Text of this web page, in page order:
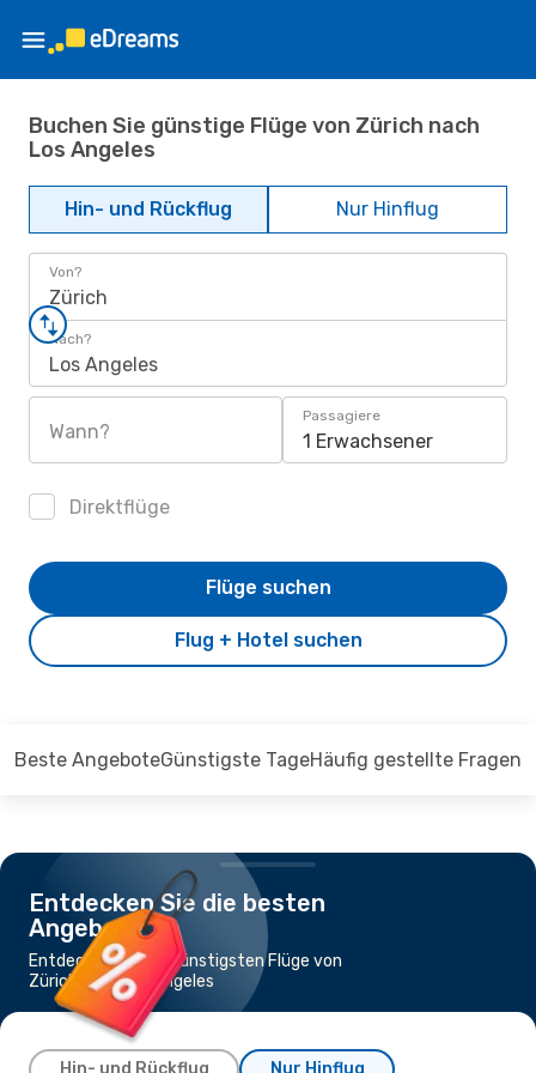
Buchen Sie günstige Flüge von Zürich nach
Los Angeles
Hin- und Rückflug Nur Hinflug
Von?
Zürich
Nach?
Los Angeles
Wann?
Passagiere
1 Erwachsener
Direktflüge
Flug + Hotel suchen
Flüge suchen
Beste AngeboteGünstigste TageHäufig gestellte Fragen
Entdecken Sie die besten
Angebote
Entdecken Sie die günstigsten Flüge von
Zürich nach Los Angeles
Hin- und Rückflug Nur Hinflug